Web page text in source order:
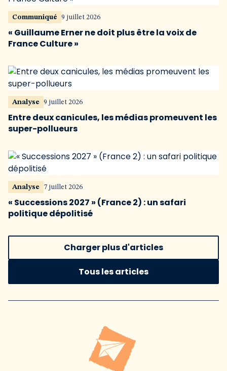
Communiqué 9 juillet 2026
« Guillaume Erner ne doit plus être la voix de
France Culture »
Analyse 9 juillet 2026
Entre deux canicules, les médias promeuvent les
super-pollueurs
Analyse 7 juillet 2026
« Successions 2027 » (France 2) : un safari
politique dépolitisé
Charger plus d'articles
Tous les articles